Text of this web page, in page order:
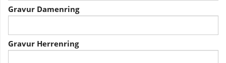
Gravur Damenring
Gravur Herrenring